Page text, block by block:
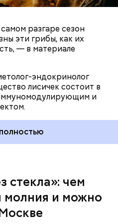
разгаре сезон
эти грибы, как их
— в материале
эндокринолог
лисичек состоит в
и
стекла»: чем
молния и можно
(маленькой и
Большие же могут жить
эксперт.
важно не
зона: возможна ли
в пострадавших от
аварии районах
восемь суток. В его
уровня радиации в
участвовал в
которую, по его
раньше на несколько